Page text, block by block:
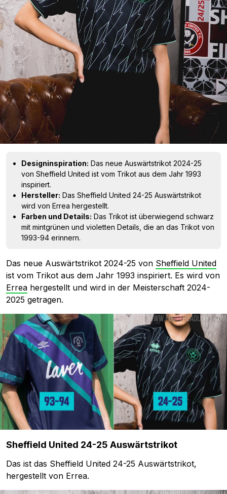
Designinspiration: Das neue Auswärtstrikot 2024-25
von Sheffield United ist vom Trikot aus dem Jahr 1993
inspiriert.
Hersteller: Das Sheffield United 24-25 Auswärtstrikot
wird von Errea hergestellt.
Farben und Details: Das Trikot ist überwiegend schwarz
mit mintgrünen und violetten Details, die an das Trikot von
1993-94 erinnern.
Das neue Auswärtstrikot 2024-25 von Sheffield United
ist vom Trikot aus dem Jahr 1993 inspiriert. Es wird von
Errea hergestellt und wird in der Meisterschaft 2024-
2025 getragen.
Sheffield United 24-25 Auswärtstrikot
Das ist das Sheffield United 24-25 Auswärtstrikot,
hergestellt von Errea.